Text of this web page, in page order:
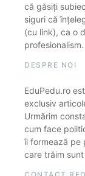
că găsiți
siguri că
(cu link), ca o
DESPRE NOI
EduPedu.ro
exclusiv
Urmărim
cum face
îi formează pe
care trăim